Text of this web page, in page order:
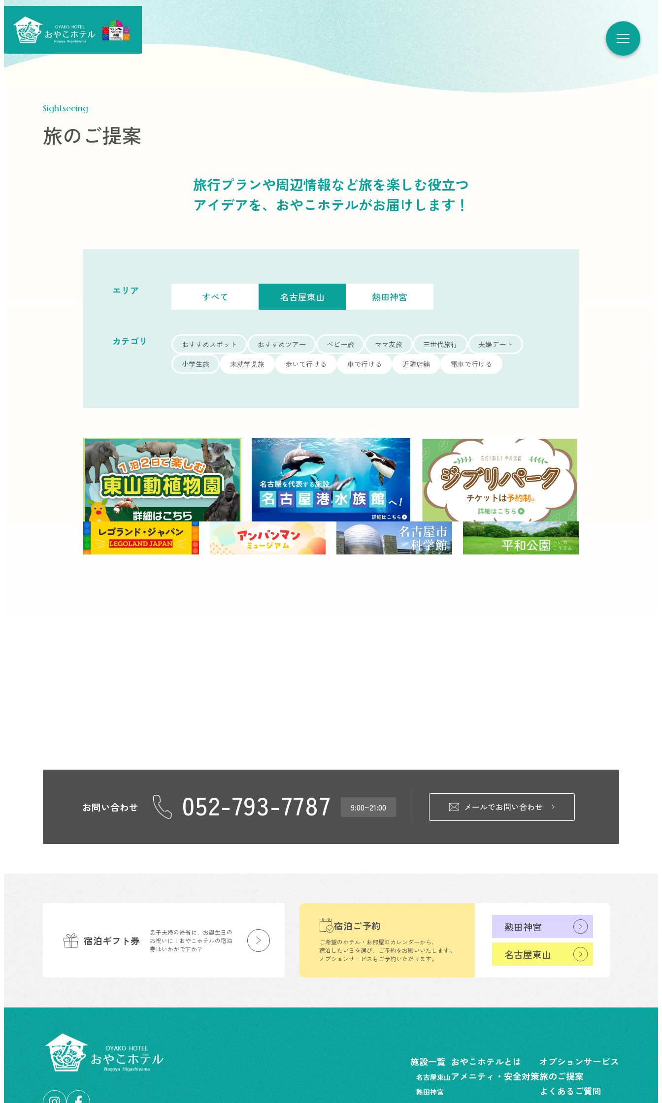
Sightseeing
旅のご提案
旅行プランや周辺情報など旅を楽しむ役立つ
アイデアを、 おやこホテルがお届けします！
エリア
すべて 名古屋東山 熱田神宮
カテゴリ おすすめスポット おすすめツアー ベビー旅 ママ友旅 三世代旅行
夫婦デート
小学生旅
未就学児旅 歩いて行ける 車で行ける 近隣店舗 電車で行ける
お問い合わせ 052-793-7787 9:00~21:00 メールでお問い合わせ
宿泊ギフト券
息子夫婦の帰省に、お誕生日の
お祝いに！おやこホテルの宿泊
券はいかがですか？
宿泊ご予約
ご希望のホテル・お部屋のカレンダーから、
宿泊したい日を選び、ご予約をお願いいたします。
オプションサービスもご予約いただけます。
熱田神宮
名古屋東山
施設一覧
名古屋東山
熱田神宮
おやこホテルとは
アメニティ・安全対策
オプションサービス
旅のご提案
よくあるご質問